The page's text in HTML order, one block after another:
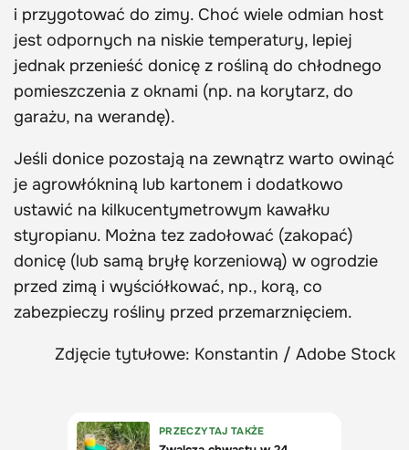
i przygotować do zimy. Choć wiele odmian host
jest odpornych na niskie temperatury, lepiej
jednak przenieść donicę z rośliną do chłodnego
pomieszczenia z oknami (np. na korytarz, do
garażu, na werandę).
Jeśli donice pozostają na zewnątrz warto owinąć
je agrowłókniną lub kartonem i dodatkowo
ustawić na kilkucentymetrowym kawałku
styropianu. Można tez zadołować (zakopać)
donicę (lub samą bryłę korzeniową) w ogrodzie
przed zimą i wyściółkować, np., korą, co
zabezpieczy rośliny przed przemarznięciem.
Zdjęcie tytułowe: Konstantin / Adobe Stock